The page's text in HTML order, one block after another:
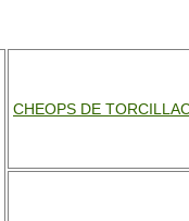
CHEOPS DE